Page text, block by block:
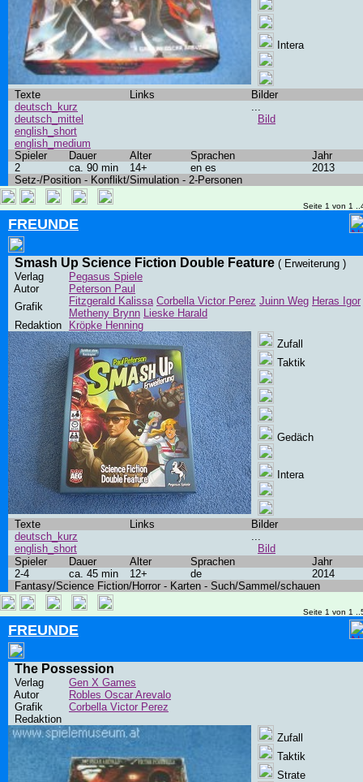
Intera
Texte Links
Bilder
deutsch_kurz
deutsch_mittel
english_short
english_medium
...
Bild
Spieler Dauer Alter Sprachen
Jahr
2
ca. 90 min 14+ en es
2013
Setz-/Position - Konflikt/Simulation - 2-Personen
Seite 1 von 1
FREUNDE
Smash Up Science Fiction Double Feature ( Erweiterung )
Verlag
Pegasus Spiele
Autor
Peterson Paul
Grafik
Fitzgerald Kalissa Corbella Victor Perez Juinn Weg Heras Igor
Metheny Brynn Lieske Harald
Redaktion
Kröpke Henning
Zufall
Taktik
Gedäch
Intera
Texte Links
Bilder
deutsch_kurz
english_short
...
Bild
Spieler
Dauer Alter Sprachen
Jahr
2-4
ca. 45 min 12+ de
2014
Fantasy/Science Fiction/Horror - Karten - Such/Sammel/schauen
Seite 1 von 1
FREUNDE
The Possession
Verlag
Gen X Games
Autor
Robles Oscar Arevalo
Grafik
Corbella Victor Perez
Redaktion
Zufall
Taktik
Strate